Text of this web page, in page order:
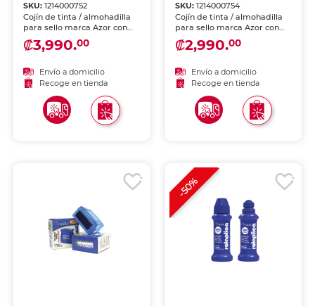
SKU:1214000752
Cojín de tinta / almohadilla
para sello marca Azor con
buena absorción y marcado
limpio. Indispensable para
₡3,990.00
Envío a domicilio
Recoge en tienda
SKU: 1214000754
Cojín de tinta / almohadilla
para sello marca Azor con
buena absorción y marcado
limpio. Indispensable para
₡2,990.00
Envío a domicilio
Recoge en tienda
-50%